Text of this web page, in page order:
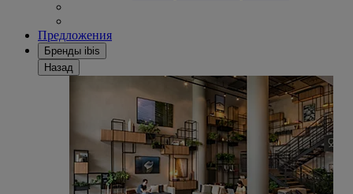
Предложения
Бренды ibis
Назад